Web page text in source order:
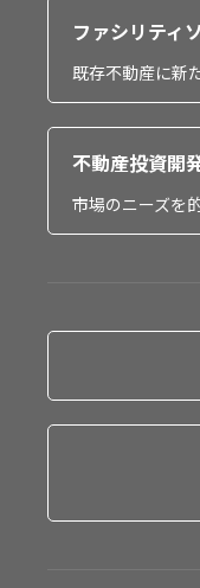
ファシリティ
既存不動産に新
不動産投資開
市場のニーズを